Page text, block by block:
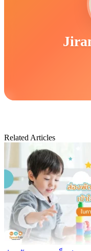
Related Articles